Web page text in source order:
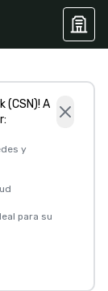
(CSN)! A
y
para su